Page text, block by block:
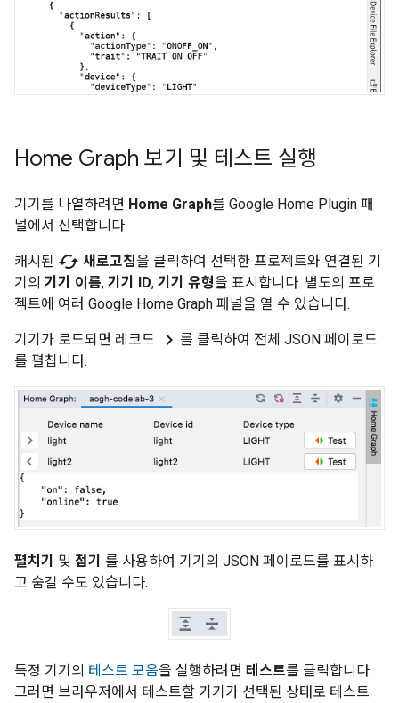
Home Graph 보기 및 테스트 실행
기기를 나열하려면 Home Graph를 Google Home Plugin 패
널에서 선택합니다.
캐시된 cached 새로고침을 클릭하여 선택한 프로젝트와 연결된 기
기의 기기 이름, 기기 ID, 기기 유형을 표시합니다. 별도의 프로
젝트에 여러 Google Home Graph 패널을 열 수 있습니다.
기기가 로드되면 레코드 chevron_right 를 클릭하여 전체 JSON 페이로드
를 펼칩니다.
펼치기 및 접기 를 사용하여 기기의 JSON 페이로드를 표시하
고 숨길 수도 있습니다.
특정 기기의 테스트 모음을 실행하려면 테스트를 클릭합니다.
그러면 브라우저에서 테스트할 기기가 선택된 상태로 테스트